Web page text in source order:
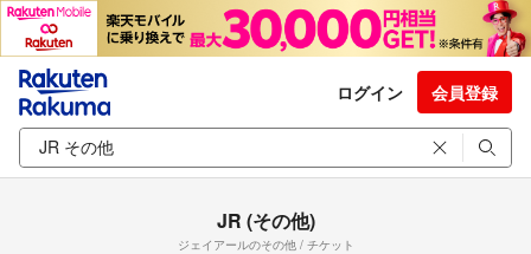
ログイン 会員登録
JR (その他)
ジェイアールのその他 / チケット